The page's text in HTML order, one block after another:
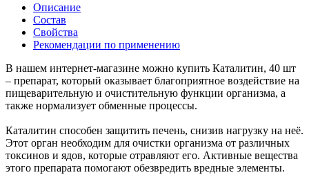
Описание
Состав
Свойства
Рекомендации по применению
В нашем интернет-магазине можно купить Каталитин, 40 шт
– препарат, который оказывает благоприятное воздействие на
пищеварительную и очистительную функции организма, а
также нормализует обменные процессы.
Каталитин способен защитить печень, снизив нагрузку на неё.
Этот орган необходим для очистки организма от различных
токсинов и ядов, которые отравляют его. Активные вещества
этого препарата помогают обезвредить вредные элементы.